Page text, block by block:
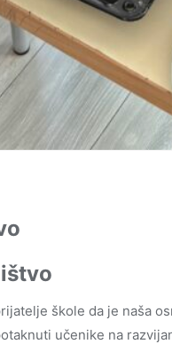
škole da je naša
učenike na